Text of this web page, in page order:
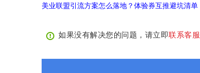
美业联盟引流方案怎么落地？体验券互推避坑清单
如果没有解决您的问题，请立即联系客服